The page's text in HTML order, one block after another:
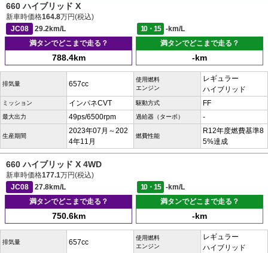
660 ハイブリッド X
新車時価格164.8万円(税込)
JC08
29.2km/L 10・15
-km/L
満タンでどこまで走る？
788.4km
満タンでどこまで走る？
-km
排気量 657cc
使用燃料
エンジン
レギュラー
ハイブリッド
ミッション インパネCVT 駆動方式 FF
最大出力 49ps/6500rpm 過給器（ターボ） -
生産期間
2023年07月～202
4年11月
燃費性能
R12年度燃費基準8
5%達成
660 ハイブリッド X 4WD
新車時価格177.1万円(税込)
JC08
27.8km/L 10・15
-km/L
満タンでどこまで走る？
750.6km
満タンでどこまで走る？
-km
排気量 657cc
使用燃料
エンジン
レギュラー
ハイブリッド